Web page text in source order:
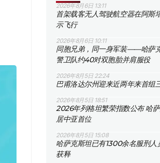
2026年8月6日 13:11
首架载客无人驾驶航空器在阿斯
示飞行
2026年8月6日 10:11
同胞兄弟，同一身军装——哈萨
警卫队约40对双胞胎并肩服役
2026年8月5日 22:24
巴甫洛达尔州迎来近两年来首组
2026年8月5日 18:51
2026年列格坦繁荣指数公布 哈
居中亚首位
2026年8月5日 15:08
哈萨克斯坦已有1300余名服刑人
获释